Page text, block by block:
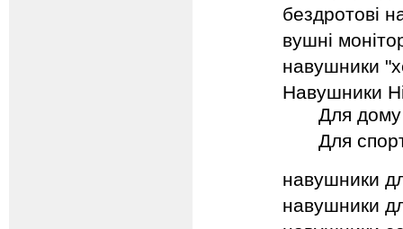
бездротові
вушні
навушники
Навушники
Для дому
Для
навушники
навушники